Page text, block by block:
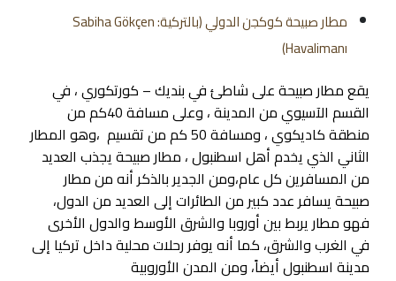
مطار صبيحة كوكجن الدولي (بالتركية: Sabiha Gökçen
Havalimanı)
يقع مطار صبيحة على شاطئ في بنديك – كورتكوري ، في
القسم الآسيوي من المدينة ، وعلى مسافة 40كم من
منطقة كاديكوي ، ومسافة 50 كم من تقسيم ،وهو المطار
الثاني الذي يخدم أهل اسطنبول ، مطار صبيحة يجذب العديد
من المسافرين كل عام،ومن الجدير بالذكر أنه من مطار
صبيحة يسافر عدد كبير من الطائرات إلى العديد من الدول،
فهو مطار يربط بين أوروبا والشرق الأوسط والدول الأخرى
في الغرب والشرق، كما أنه يوفر رحلات محلية داخل تركيا إلى
مدينة اسطنبول أيضاً، ومن المدن الأوروبية